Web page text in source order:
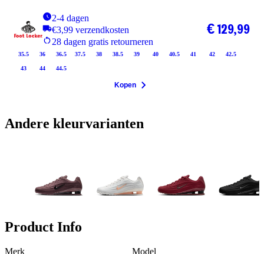
2-4 dagen
€3,99 verzendkosten
28 dagen gratis retourneren
35.5 36 36.5 37.5 38 38.5 39 40 40.5 41 42 42.5
43 44 44.5
€ 129,99
Kopen
Andere kleurvarianten
Product Info
Merk Model